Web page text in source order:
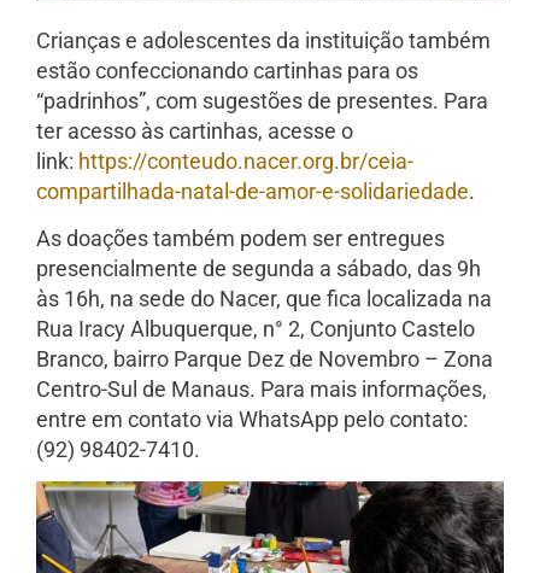
Crianças e adolescentes da instituição também
estão confeccionando cartinhas para os
“padrinhos”, com sugestões de presentes. Para
ter acesso às cartinhas, acesse o
link: https://conteudo.nacer.org.br/ceia-
compartilhada-natal-de-amor-e-solidariedade.
As doações também podem ser entregues
presencialmente de segunda a sábado, das 9h
às 16h, na sede do Nacer, que fica localizada na
Rua Iracy Albuquerque, n° 2, Conjunto Castelo
Branco, bairro Parque Dez de Novembro – Zona
Centro-Sul de Manaus. Para mais informações,
entre em contato via WhatsApp pelo contato:
(92) 98402-7410.